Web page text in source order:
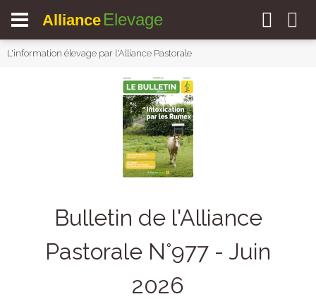
Alliance Elevage
L'information élevage par l'Alliance Pastorale
Bulletin de l'Alliance
Pastorale N°977 - Juin
2026